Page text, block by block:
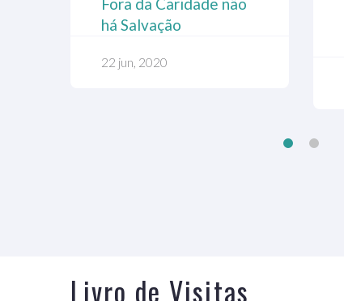
Programa PINGA
FOGO
07 jun, 2021
Fora da Caridade não
há Salvação
22 jun, 2020
Livro de Visitas